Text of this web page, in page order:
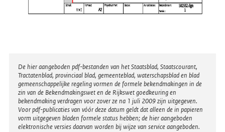
Disclaimer
De hier aangeboden pdf-bestanden van het Staatsblad, Staatscourant,
Tractatenblad, provinciaal blad, gemeenteblad, waterschapsblad en blad
gemeenschappelijke regeling vormen de formele bekendmakingen in de
zin van de Bekendmakingswet en de Rijkswet goedkeuring en
bekendmaking verdragen voor zover ze na 1 juli 2009 zijn uitgegeven.
Voor pdf-publicaties van vóór deze datum geldt dat alleen de in papieren
vorm uitgegeven bladen formele status hebben; de hier aangeboden
elektronische versies daarvan worden bij wijze van service aangeboden.